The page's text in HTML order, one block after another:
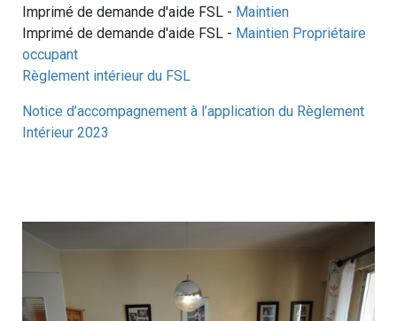
Imprimé de demande d'aide FSL - Maintien
Imprimé de demande d'aide FSL - Maintien Propriétaire
occupant
Règlement intérieur du FSL
Notice d’accompagnement à l’application du Règlement
Intérieur 2023